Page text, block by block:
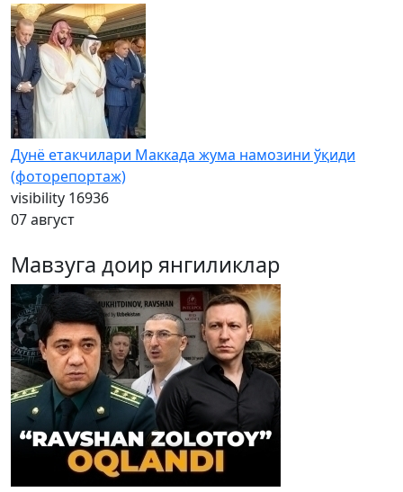
Дунё етакчилари Маккада жума намозини ўқиди
(фоторепортаж)
visibility 16936
07 август
Мавзуга доир янгиликлар